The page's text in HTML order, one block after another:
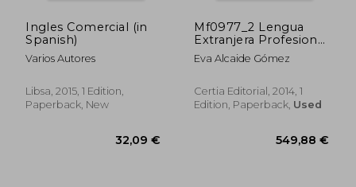
Ingles Comercial (in
Spanish)
Varios Autores
Libsa, 2015, 1 Edition,
Paperback, New
Mf0977_2 Lengua
Extranjera Profesional
Para la Gestión
Administrativa en la
Cliente (in Spanish)
Eva Alcaide Gómez
Certia Editorial, 2014, 1
Edition, Paperback, Used